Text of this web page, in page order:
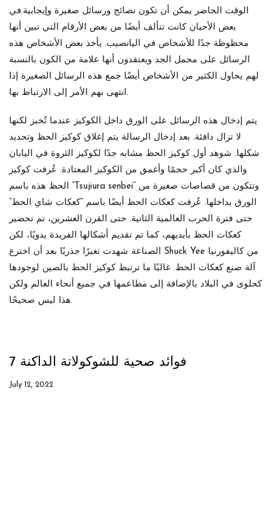
الوقت الحاضر يمكن أن تكون نصائح ورسائل صغيرة وإيجابية.في
بعض الأحيان كانت تتألف أيضًا من بعض الأرقام التي تبين أنها
محظوظة جدًا للأشخاص في اليانصيب. يأخذ بعض الأشخاص هذه
الرسائل على محمل الجد ويعتقدون أنها علامة من الكون بالنسبة
لهم يحاول الكثير من الأشخاص أيضًا جمع هذه الرسائل الصغيرة إذا
انتهى بهم الأمر إلى الارتباط بها.
يتم إدخال هذه الرسائل على الورق داخل الكوكيز عندما تُخبز لكنها
لا تزال دافئة. بعد إدخال الرسالة يتم إغلاق كوكيز الحظ وتحديد
شكلها. شوهد أول كوكيز الحظ مشابه جدًا لكوكيز الثروة في اليابان
والذي كان أكبر حجمًا وأغمق من الكوكيز المعتادة. عُرفت كوكيز
الحظ هذه باسم “Tsujiura senbei” وتتكون من قصاصات صغيرة من
الورق بداخلها. عُرفت كعكات الحظ أيضًا باسم “كعكات شاي الحظ”
حتى فترة الحرب العالمية الثانية. حتى القرن العشرين، تم تحضير
كعكات الحظ بأيديهم، كما تم تقديم أشكالها الفريدة يدويًا، لكن
الصناعة شهدت تغيرًا جذريًا بعد أن اخترع Shuck Yee من كاليفورنيا
آلة صنع كعكات الحظ. غالبًا ما ترتبط كوكيز الحظ بالصين لوجودها
كحلوى في البلاد بالإضافة إلى مطاعمها في جميع أنحاء العالم ولكن
هذا ليس صحيحًا.
7 فوائد صحية للشوكولاتة الداكنة
July 12, 2022